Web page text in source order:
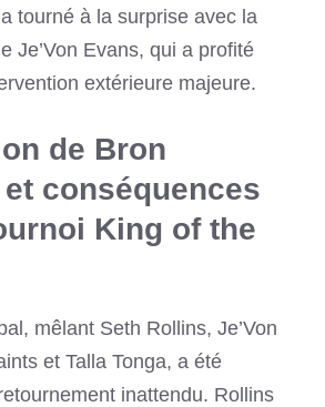
tourné à la surprise avec la
Je’Von Evans, qui a profité
extérieure majeure.
de Bron
conséquences
King of the
mêlant Seth Rollins, Je’Von
et Talla Tonga, a été
inattendu. Rollins